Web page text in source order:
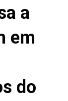
a
em
do